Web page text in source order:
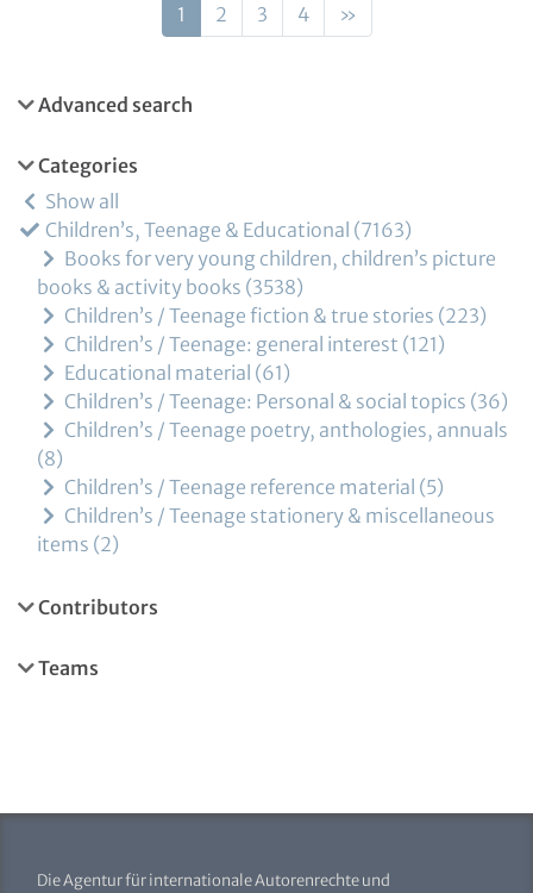
1 2 3 4 »
Advanced search
Categories
Show all
Children’s, Teenage & Educational
7163
Books for very young children, children’s picture
books & activity books 3538
Children’s / Teenage fiction & true stories 223
Children’s / Teenage: general interest 121
Educational material
61
Children’s / Teenage: Personal & social topics 36
Children’s / Teenage poetry, anthologies, annuals
8
Children’s / Teenage reference material
5
Children’s / Teenage stationery & miscellaneous
items 2
Contributors
Teams
Die Agentur für internationale Autorenrechte und